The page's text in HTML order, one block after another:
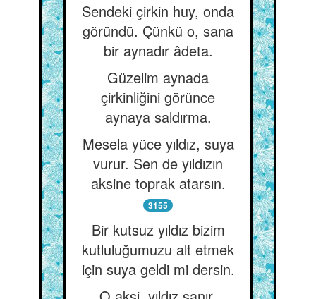
Sendeki çirkin huy, onda
göründü. Çünkü o, sana
bir aynadır âdeta.
Güzelim aynada
çirkinliğini görünce
aynaya saldırma.
Mesela yüce yıldız, suya
vurur. Sen de yıldızın
aksine toprak atarsın.
3155
Bir kutsuz yıldız bizim
kutluluğumuzu alt etmek
için suya geldi mi dersin.